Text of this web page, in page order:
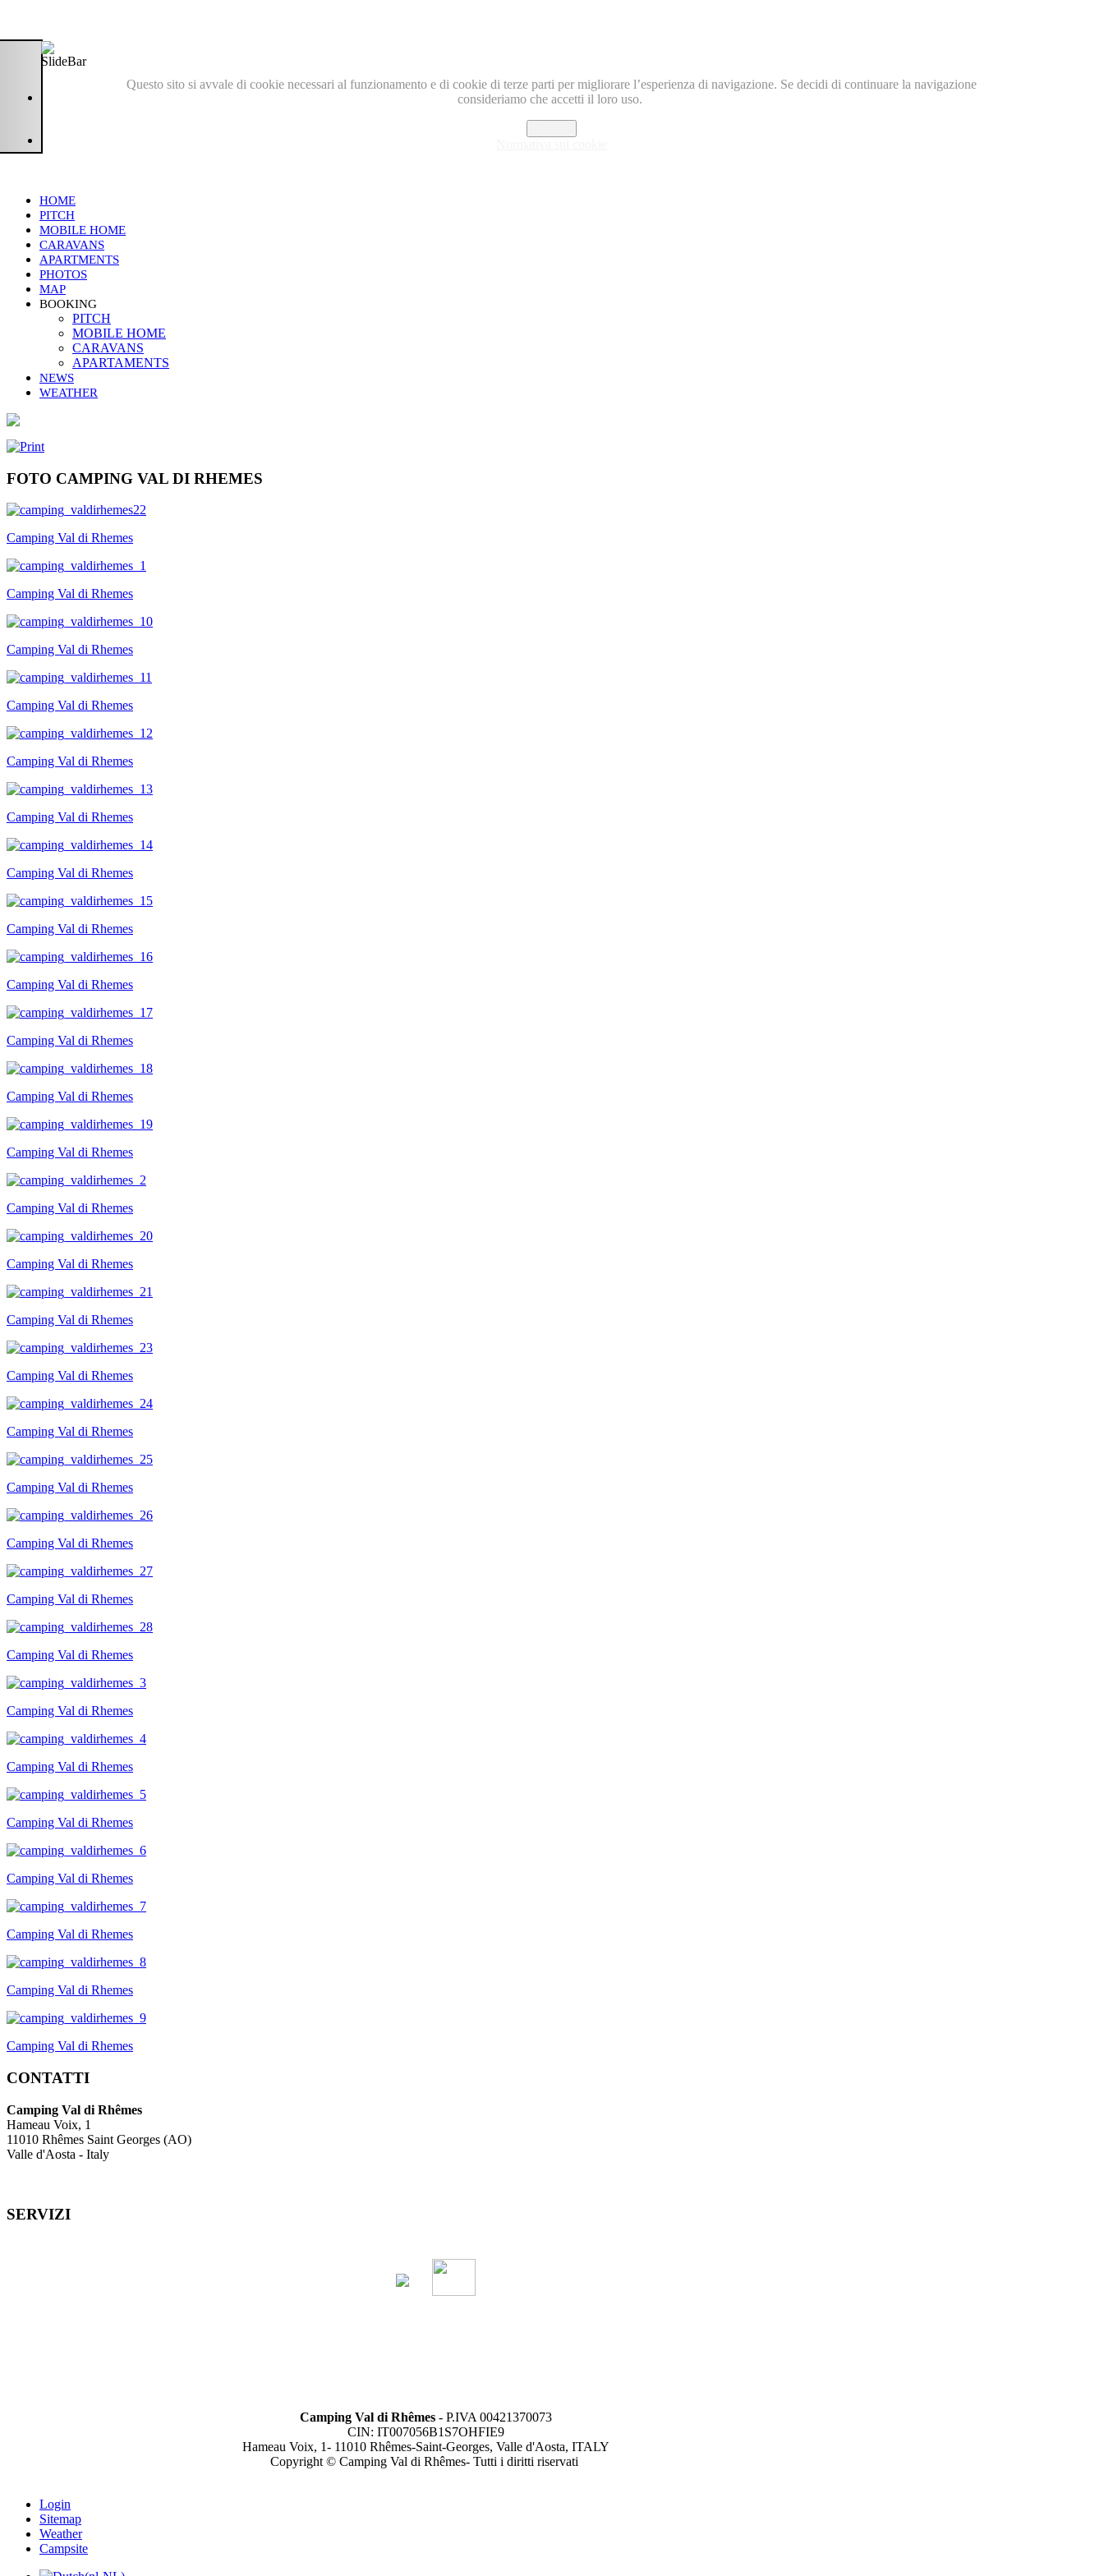
Questo sito si avvale di cookie necessari al funzionamento e di cookie di terze parti per migliorare l’esperienza di navigazione. Se decidi di continuare la navigazione
consideriamo che accetti il loro uso.
HOME
PITCH
MOBILE HOME
CARAVANS
APARTMENTS
PHOTOS
MAP
BOOKING
PITCH
MOBILE HOME
CARAVANS
APARTAMENTS
NEWS
WEATHER
FOTO CAMPING VAL DI RHEMES
Camping Val di Rhemes
Camping Val di Rhemes
Camping Val di Rhemes
Camping Val di Rhemes
Camping Val di Rhemes
Camping Val di Rhemes
Camping Val di Rhemes
Camping Val di Rhemes
Camping Val di Rhemes
Camping Val di Rhemes
Camping Val di Rhemes
Camping Val di Rhemes
Camping Val di Rhemes
Camping Val di Rhemes
Camping Val di Rhemes
Camping Val di Rhemes
Camping Val di Rhemes
Camping Val di Rhemes
Camping Val di Rhemes
Camping Val di Rhemes
Camping Val di Rhemes
Camping Val di Rhemes
Camping Val di Rhemes
Camping Val di Rhemes
Camping Val di Rhemes
Camping Val di Rhemes
Camping Val di Rhemes
Camping Val di Rhemes
CONTATTI
Camping Val di Rhêmes
Hameau Voix, 1
11010 Rhêmes Saint Georges (AO)
Valle d'Aosta - Italy
SERVIZI
Camping Val di Rhêmes- P.IVA 00421370073
CIN: IT007056B1S7OHFIE9
Hameau Voix, 1- 11010 Rhêmes-Saint-Georges, Valle d'Aosta, ITALY
Copyright © Camping Val di Rhêmes- Tutti i diritti riservati
Login
Sitemap
Weather
Campsite